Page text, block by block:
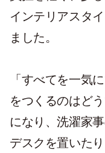
インテリアスタ
ました。
「すべてを一気
をつくるのはど
になり、洗濯家
デスクを置いた